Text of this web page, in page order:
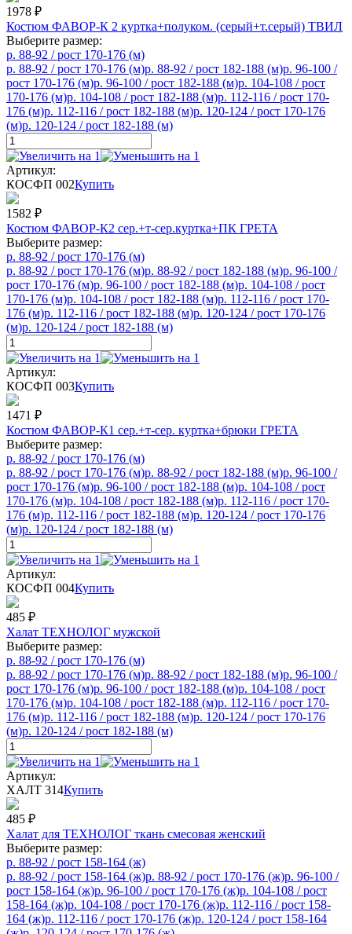
1978 ₽
Костюм ФАВОР-К 2 куртка+полуком. (серый+т.серый) ТВИЛ
Выберите размер:
р. 88-92 / рост 170-176 (м)
р. 88-92 / рост 170-176 (м)р. 88-92 / рост 182-188 (м)р. 96-100 /
рост 170-176 (м)р. 96-100 / рост 182-188 (м)р. 104-108 / рост
170-176 (м)р. 104-108 / рост 182-188 (м)р. 112-116 / рост 170-
176 (м)р. 112-116 / рост 182-188 (м)р. 120-124 / рост 170-176
(м)р. 120-124 / рост 182-188 (м)
Артикул:
КОСФП 002Купить
1582 ₽
Костюм ФАВОР-К2 сер.+т-сер.куртка+ПК ГРЕТА
Выберите размер:
р. 88-92 / рост 170-176 (м)
р. 88-92 / рост 170-176 (м)р. 88-92 / рост 182-188 (м)р. 96-100 /
рост 170-176 (м)р. 96-100 / рост 182-188 (м)р. 104-108 / рост
170-176 (м)р. 104-108 / рост 182-188 (м)р. 112-116 / рост 170-
176 (м)р. 112-116 / рост 182-188 (м)р. 120-124 / рост 170-176
(м)р. 120-124 / рост 182-188 (м)
Артикул:
КОСФП 003Купить
1471 ₽
Костюм ФАВОР-К1 сер.+т-сер. куртка+брюки ГРЕТА
Выберите размер:
р. 88-92 / рост 170-176 (м)
р. 88-92 / рост 170-176 (м)р. 88-92 / рост 182-188 (м)р. 96-100 /
рост 170-176 (м)р. 96-100 / рост 182-188 (м)р. 104-108 / рост
170-176 (м)р. 104-108 / рост 182-188 (м)р. 112-116 / рост 170-
176 (м)р. 112-116 / рост 182-188 (м)р. 120-124 / рост 170-176
(м)р. 120-124 / рост 182-188 (м)
Артикул:
КОСФП 004Купить
485 ₽
Халат ТЕХНОЛОГ мужской
Выберите размер:
р. 88-92 / рост 170-176 (м)
р. 88-92 / рост 170-176 (м)р. 88-92 / рост 182-188 (м)р. 96-100 /
рост 170-176 (м)р. 96-100 / рост 182-188 (м)р. 104-108 / рост
170-176 (м)р. 104-108 / рост 182-188 (м)р. 112-116 / рост 170-
176 (м)р. 112-116 / рост 182-188 (м)р. 120-124 / рост 170-176
(м)р. 120-124 / рост 182-188 (м)
Артикул:
ХАЛТ 314Купить
485 ₽
Халат для ТЕХНОЛОГ ткань смесовая женский
Выберите размер:
р. 88-92 / рост 158-164 (ж)
р. 88-92 / рост 158-164 (ж)р. 88-92 / рост 170-176 (ж)р. 96-100 /
рост 158-164 (ж)р. 96-100 / рост 170-176 (ж)р. 104-108 / рост
158-164 (ж)р. 104-108 / рост 170-176 (ж)р. 112-116 / рост 158-
164 (ж)р. 112-116 / рост 170-176 (ж)р. 120-124 / рост 158-164